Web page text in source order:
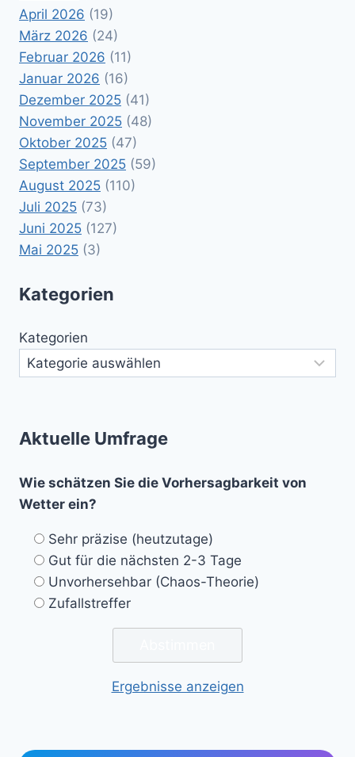
April 2026 (19)
März 2026 (24)
Februar 2026 (11)
Januar 2026 (16)
Dezember 2025 (41)
November 2025 (48)
Oktober 2025 (47)
September 2025 (59)
August 2025 (110)
Juli 2025 (73)
Juni 2025 (127)
Mai 2025 (3)
Kategorien
Kategorien
Aktuelle Umfrage
Wie schätzen Sie die Vorhersagbarkeit von
Wetter ein?
Sehr präzise (heutzutage)
Gut für die nächsten 2-3 Tage
Unvorhersehbar (Chaos-Theorie)
Zufallstreffer
Ergebnisse anzeigen